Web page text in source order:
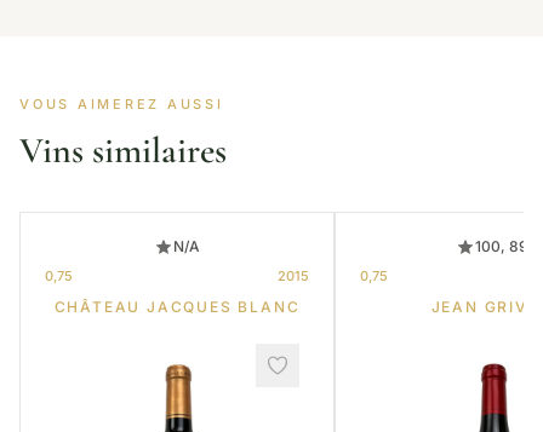
VOUS AIMEREZ AUSSI
Vins similaires
N/A
0,75 2015
CHÂTEAU JACQUES BLANC
100, 89
0,75
JEAN